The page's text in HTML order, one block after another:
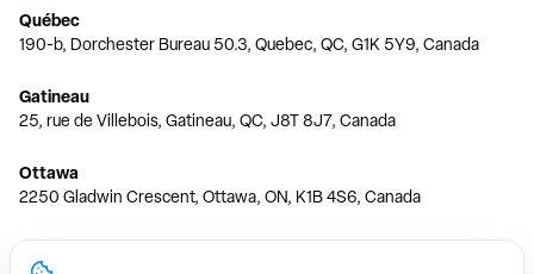
Québec
190-b, Dorchester Bureau 50.3, Quebec, QC, G1K 5Y9, Canada
Gatineau
25, rue de Villebois, Gatineau, QC, J8T 8J7, Canada
Ottawa
2250 Gladwin Crescent, Ottawa, ON, K1B 4S6, Canada
Toronto